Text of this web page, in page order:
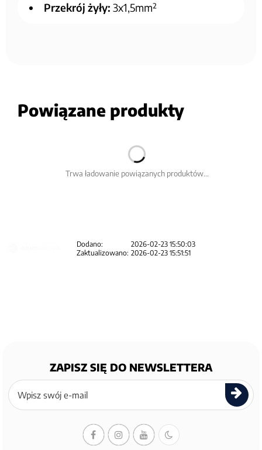
Przekrój żyły: 3x1,5mm²
Powiązane produkty
Trwa ładowanie powiązanych produktów...
Dodano:
2026-02-23 15:50:03
Zaktualizowano: 2026-02-23 15:51:51
ZAPISZ SIĘ DO NEWSLETTERA
Zapisz
się
newslettera